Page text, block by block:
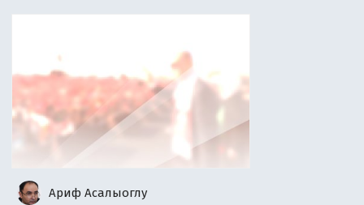
Ариф Асалыоглу